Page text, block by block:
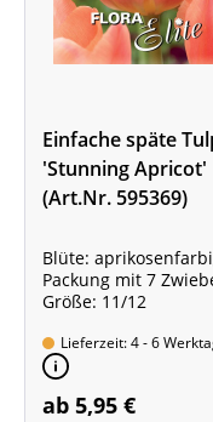
Einfache späte
'Stunning Apricot'
(Art.Nr. 595369)
Blüte:
Packung mit 7
Größe: 11/12
Lieferzeit: 4 - 6
ab 5,95 €